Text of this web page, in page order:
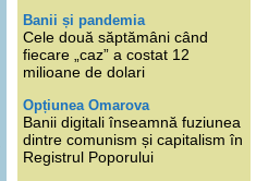
Banii și pandemia
Cele două săptămâni când
fiecare „caz” a costat 12
milioane de dolari
Opțiunea Omarova
Banii digitali înseamnă fuziunea
dintre comunism și capitalism în
Registrul Poporului